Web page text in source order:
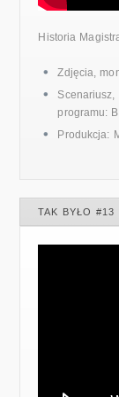
Historia
Zdjęcia,
programu:
Produkcja:
TAK BYŁO #13